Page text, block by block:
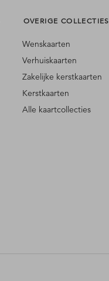
OVERIGE COLLECTIES
Wenskaarten
Verhuiskaarten
Zakelijke kerstkaarten
Kerstkaarten
Alle kaartcollecties